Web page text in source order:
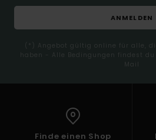
ANMELDEN
(*) Angebot gültig online für alle,
haben - Alle Bedingungen findest du
Mail
Finde einen Shop